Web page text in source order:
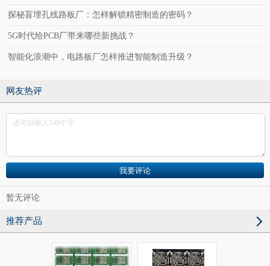
探秘盲埋孔线路板厂：怎样解锁精密制造的密码？
5G时代给PCB厂带来哪些新挑战？
智能化浪潮中，电路板厂怎样推进智能制造升级？
网友热评
暂无评论
推荐产品